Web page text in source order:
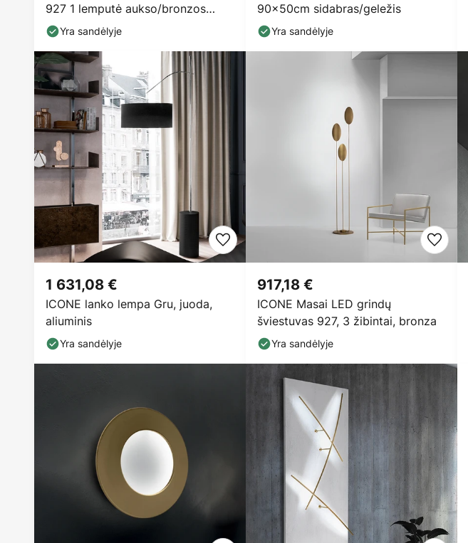
927 1 lemputė aukso/bronzos
spalvos
Yra sandėlyje
90x50cm sidabras/geležis
Yra sandėlyje
ICONE lanko lempa Gru, juoda,
aliuminis
1 631,08 €
Yra sandėlyje
ICONE Masai LED grindų
šviestuvas 927, 3 žibintai, bronza
917,18 €
Yra sandėlyje